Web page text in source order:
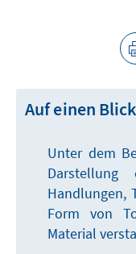
Auf einen Blick
Unter dem
Darstellung
Handlungen,
Form von
Material